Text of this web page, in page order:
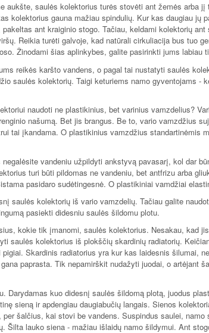
aukšte, saulės kolektorius turės stovėti ant žemės arba jį
kolektorius gauna mažiau spindulių. Kur kas daugiau jų
ant kraiginio stogo. Tačiau, keldami kolektorių ant
Reikia turėti galvoje, kad natūrali cirkuliacija bus tuo
Žinodami šias aplinkybes, galite pasirinkti jums labiau
reikės karšto vandens, o pagal tai nustatyti saulės
saulės kolektorių. Taigi keturiems namo gyventojams -
naudoti ne plastikinius, bet varinius vamzdelius?
našumą. Bet jis brangus. Be to, vario vamzdžius
tai įkandama. O plastikinius vamzdžius standartinėmis
vandeniu užpildyti ankstyvą pavasarį, kol dar
turi būti pildomas ne vandeniu, bet antfrizu arba
pasidaro sudėtingesnė. O plastikiniai vamdžiai
saulės kolektorių iš vario vamzdelių. Tačiau galite
pasiekti didesniu saulės šildomu plotu.
kokie tik įmanomi, saulės kolektorius. Nesakau, kad
saulės kolektorius iš plokščių skardinių radiatorių.
Skardinis radiatorius yra kur kas laidesnis šilumai,
paprasta. Tik nepamirškit nudažyti juodai, o artėjant
Darydamas kuo didesnį saulės šildomą plotą, juodus
sieną ir apdengiau daugiabučių langais. Sienos
šalčius, kai stovi be vandens. Suspindus saulei, namo
Šilta lauko siena - mažiau išlaidų namo šildymui. Ant